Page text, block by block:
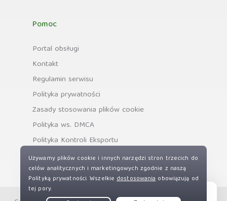
Pomoc
Portal obsługi
Kontakt
Regulamin serwisu
Polityka prywatności
Zasady stosowania plików cookie
Polityka ws. DMCA
Polityka Kontroli Eksportu